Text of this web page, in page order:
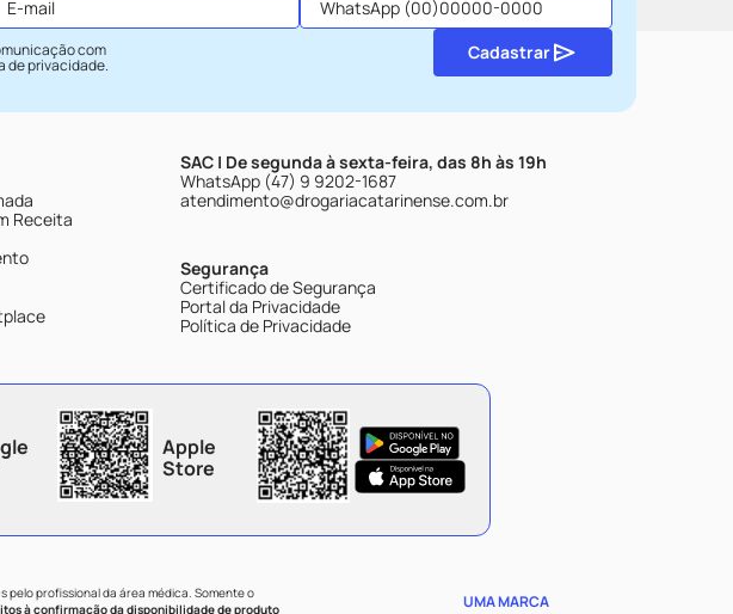
com
de privacidade.
Cadastrar
Receita
SAC | De segunda à sexta-feira, das 8h às 19h
WhatsApp (47) 9 9202-1687
atendimento@drogariacatarinense.com.br
Segurança
Certificado de Segurança
Portal da Privacidade
Política de Privacidade
Apple
Store
profissional da área médica. Somente o
à confirmação da disponibilidade de produto UMA MARCA